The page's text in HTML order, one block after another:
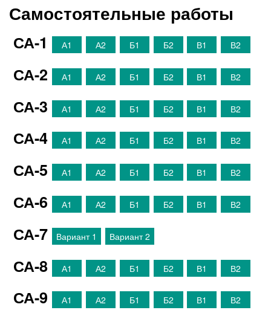
Самостоятельные работы
СА-1 А1 А2 Б1 Б2 В1 В2
СА-2 А1 А2 Б1 Б2 В1 В2
СА-3 А1 А2 Б1 Б2 В1 В2
СА-4 А1 А2 Б1 Б2 В1 В2
СА-5 А1 А2 Б1 Б2 В1 В2
СА-6 А1 А2 Б1 Б2 В1 В2
СА-7 Вариант 1 Вариант 2
СА-8 А1 А2 Б1 Б2 В1 В2
СА-9 А1 А2 Б1 Б2 В1 В2